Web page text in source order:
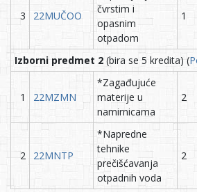
3 22MUČOO
čvrstim i
opasnim
otpadom
1
Izborni predmet 2 (bira se 5 kredita) (
1 22MZMN
*Zagađujuće
materije u
namirnicama
2
2 22MNTP
*Napredne
tehnike
prečišćavanja
otpadnih voda
2